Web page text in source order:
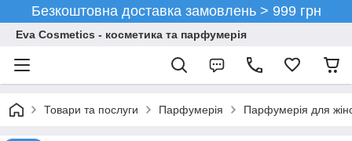
Безкоштовна доставка замовлень > 999 грн
Eva Cosmetics - косметика та парфумерія
Товари та послуги Парфумерія Парфумерія для